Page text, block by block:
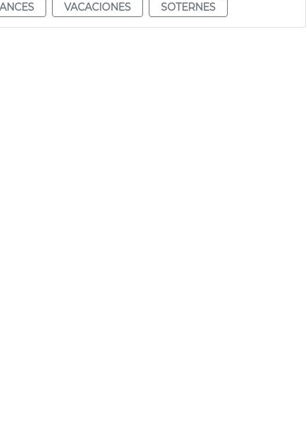
VACACIONES SOTERNES